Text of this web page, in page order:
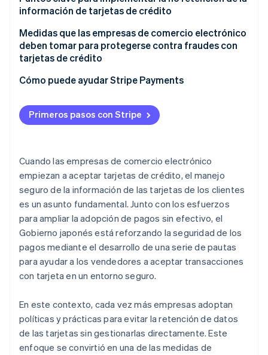
Método JavaScript
información de tarjetas de crédito
El cumplimiento de la normativa PCI DSS es
obligatorio cuando no se puede implementar la no
retención
Riesgo de paso accidental de información de la
Importancia de las contramedidas frente a la
manipulación o explotación de vulnerabilidades
Medidas que las empresas de comercio electrónico
deben tomar para protegerse contra fraudes con
tarjetas de crédito
Usa 3D Secure 2 para mejorar la verificación de
Utiliza los servicios de detección de fraude para
visualizar los riesgos
Cómo puede ayudar Stripe Payments
Primeros pasos con Stripe
Cuando las empresas de comercio electrónico
empiezan a aceptar tarjetas de crédito, el manejo
seguro de la información de las tarjetas de los clientes
es un asunto fundamental. Junto con los esfuerzos
para ampliar la adopción de pagos sin efectivo, el
Gobierno japonés está reforzando la seguridad de los
pagos mediante el desarrollo de una serie de pautas
para ayudar a los vendedores a aceptar transacciones
con tarjeta en un entorno seguro.
En este contexto, cada vez más empresas adoptan
políticas y prácticas para evitar la retención de datos
de las tarjetas sin gestionarlas directamente. Este
enfoque se convirtió en una de las medidas de